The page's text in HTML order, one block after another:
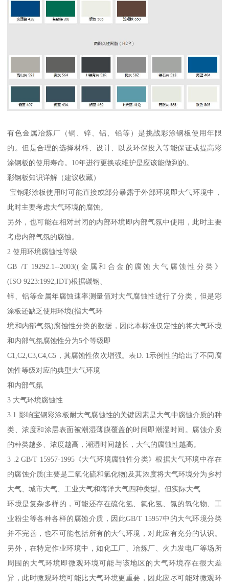
有色金属冶炼厂（铜、锌、铝、铅等）是挑战彩涂钢板使用年限
的。但是合理的选择材料、设计、以及环保投入等能保证或提高彩
涂钢板的使用寿命。10年进行更换或维护是应该能做到的。
彩钢板知识详解（建议收藏）
宝钢彩涂板使用时可能直接或部分暴露于外部环境即大气环境中，
此时主要考虑大气环境的腐蚀。
另外，也可能在相对封闭的内部环境即内部气氛中使用，此时主要
考虑内部气氛的腐蚀。
2 使用环境腐蚀性等级
GB /T 19292.1--2003((金属和合金的腐蚀大气腐蚀性分类》
(ISO 9223:1992,IDT)根据碳钢、
锌、铝等金属年腐蚀速率测量值对大气腐蚀性进行了分类，但是彩
涂板还缺乏使用环境(指大气环
境和内部气氛)腐蚀性分类的数据，因此本标准仅定性的将大气环境
和内部气氛腐蚀性分为5个等级即
C1,C2,C3,C4,C5，其腐蚀性依次增强。表D. 1示例性的给出了不同腐
蚀性等级对应的典型大气环境
和内部气氛
3 大气环境腐蚀性
3.1 影响宝钢彩涂板耐大气腐蚀性的关键因素是大气中腐蚀介质的种
类、浓度和涂层表面被潮湿薄膜覆盖的时间即潮湿时间。腐蚀介质
的种类越多、浓度越高，潮湿时间越长，大气的腐蚀性越高。
3 .2 GB/T 15957-1995《大气环境腐蚀性分类》根据大气环境中存在
的腐蚀介质(主要是二氧化硫和氯化物)及其浓度将大气环境分为乡村
大气、城市大气、工业大气和海洋大气四种类型。但实际大气
环境是复杂多样的，可能还存在硫化氢、氟化氢、氮的氧化物、工
业粉尘等各种各样的腐蚀介质，因此GB/T 15957中的大气环境分类
并不完善，也不可能包括所有的大气环境，对此应有充分的认识。
另外，在特定作业环境中，如化工厂、冶炼厂、火力发电厂等场所
周围的大气环境即微观环境可能与该地区的大气环境存在很大差
异，此时微观环境可能比大气环境更重要，因此应尽可能对微观环